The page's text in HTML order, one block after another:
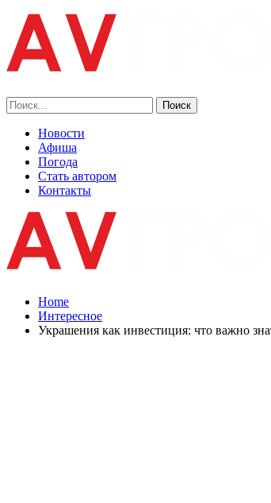
Новости
Афиша
Погода
Стать автором
Контакты
Home
Интересное
Украшения как инвестиция: что важно